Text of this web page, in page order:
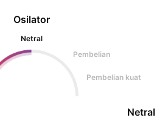
Osilator
Netral
Pembelian
Pembelian kuat
Netral